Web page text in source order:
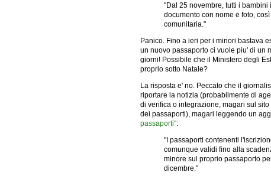
"Dal 25 novembre, tutti i
documento con nome e foto,
comunitaria."
Panico. Fino a ieri per i minori bastava
un nuovo passaporto ci vuole piu' di un
giorni! Possibile che il Ministero degli
proprio sotto Natale?
La risposta e' no. Peccato che il
riportare la notizia (probabilmente di
di verifica o integrazione, magari sul
dei passaporti), magari leggendo un
passaporti":
"I passaporti contenenti
comunque validi fino alla
minore sul proprio passaporto
dicembre."